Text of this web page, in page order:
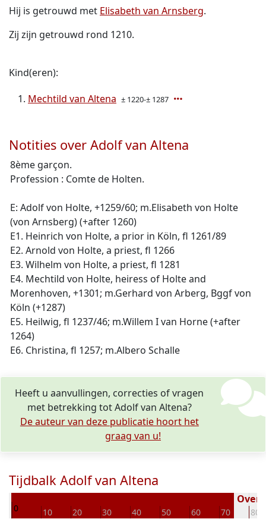
Hij is getrouwd met Elisabeth van Arnsberg.
Zij zijn getrouwd rond 1210.
Kind(eren):
Mechtild van Altena ± 1220-± 1287
Notities over Adolf van Altena
8ème garçon.
Profession : Comte de Holten.
E: Adolf von Holte, +1259/60; m.Elisabeth von Holte
(von Arnsberg) (+after 1260)
E1. Heinrich von Holte, a prior in Köln, fl 1261/89
E2. Arnold von Holte, a priest, fl 1266
E3. Wilhelm von Holte, a priest, fl 1281
E4. Mechtild von Holte, heiress of Holte and
Morenhoven, +1301; m.Gerhard von Arberg, Bggf von
Köln (+1287)
E5. Heilwig, fl 1237/46; m.Willem I van Horne(+after
1264)
E6. Christina, fl 1257; m.Albero Schalle
Heeft u aanvullingen, correcties of vragen
met betrekking tot Adolf van Altena?
De auteur van deze publicatie hoort het
graag van u!
Tijdbalk Adolf van Altena
0 10 20 30 40 50 60 70 80